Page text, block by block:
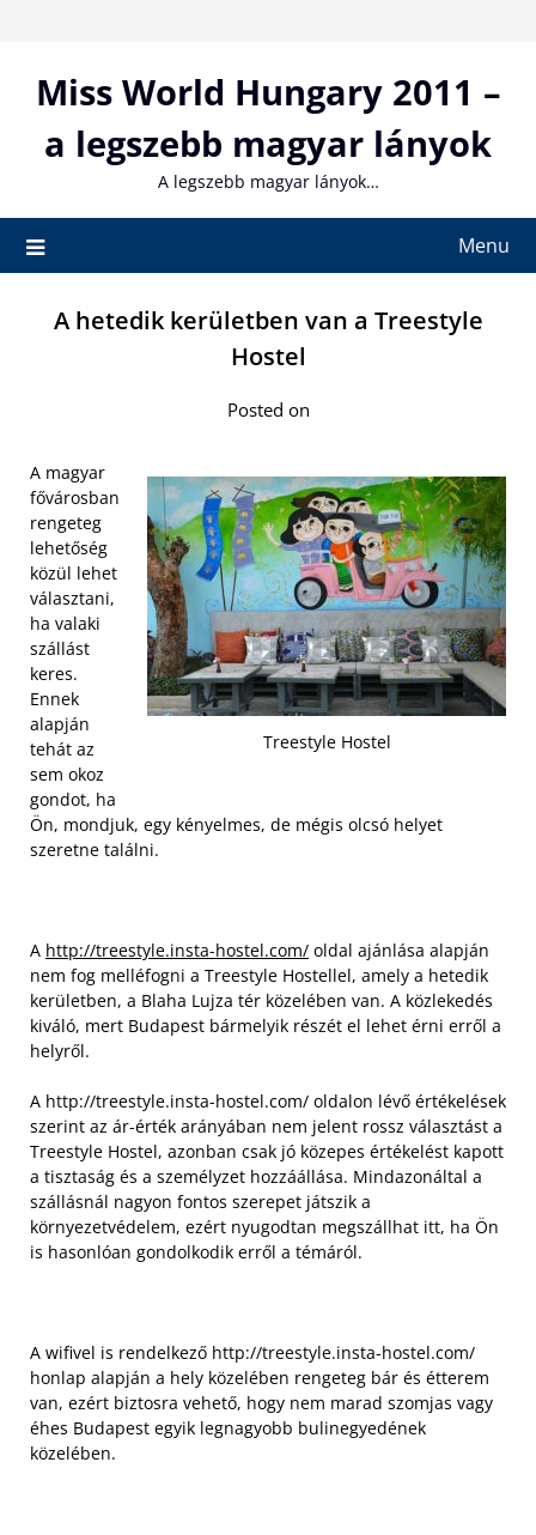
contentMiss World Hungary 2011 –
a legszebb magyar lányok
A legszebb magyar lányok…
Menu
A hetedik kerületben van a Treestyle
Hostel
Posted on
Treestyle Hostel
A magyar
fővárosban
rengeteg
lehetőség
közül lehet
választani,
ha valaki
szállást
keres.
Ennek
alapján
tehát az
sem okoz
gondot, ha
Ön, mondjuk, egy kényelmes, de mégis olcsó helyet
szeretne találni.
A http://treestyle.insta-hostel.com/ oldal ajánlása alapján
nem fog melléfogni a Treestyle Hostellel, amely a hetedik
kerületben, a Blaha Lujza tér közelében van. A közlekedés
kiváló, mert Budapest bármelyik részét el lehet érni erről a
helyről.
A http://treestyle.insta-hostel.com/ oldalon lévő értékelések
szerint az ár-érték arányában nem jelent rossz választást a
Treestyle Hostel, azonban csak jó közepes értékelést kapott
a tisztaság és a személyzet hozzáállása. Mindazonáltal a
szállásnál nagyon fontos szerepet játszik a
környezetvédelem, ezért nyugodtan megszállhat itt, ha Ön
is hasonlóan gondolkodik erről a témáról.
A wifivel is rendelkező http://treestyle.insta-hostel.com/
honlap alapján a hely közelében rengeteg bár és étterem
van, ezért biztosra vehető, hogy nem marad szomjas vagy
éhes Budapest egyik legnagyobb bulinegyedének
közelében.